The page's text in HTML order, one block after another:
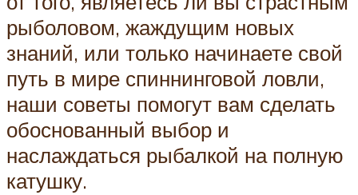
рыболовом, жаждущим новых
знаний, или только начинаете свой
путь в мире спиннинговой ловли,
наши советы помогут вам сделать
обоснованный выбор и
наслаждаться рыбалкой на полную
катушку.